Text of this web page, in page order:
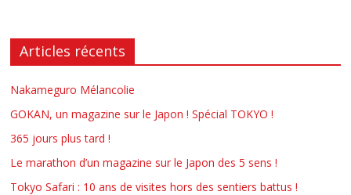
Articles récents
Nakameguro Mélancolie
GOKAN, un magazine sur le Japon ! Spécial TOKYO !
365 jours plus tard !
Le marathon d’un magazine sur le Japon des 5 sens !
Tokyo Safari : 10 ans de visites hors des sentiers battus !